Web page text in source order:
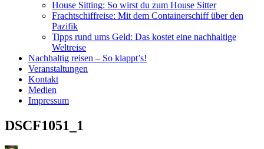
House Sitting: So wirst du zum House Sitter
Frachtschiffreise: Mit dem Containerschiff über den
Pazifik
Tipps rund ums Geld: Das kostet eine nachhaltige
Weltreise
Nachhaltig reisen – So klappt’s!
Veranstaltungen
Kontakt
Medien
Impressum
DSCF1051_1